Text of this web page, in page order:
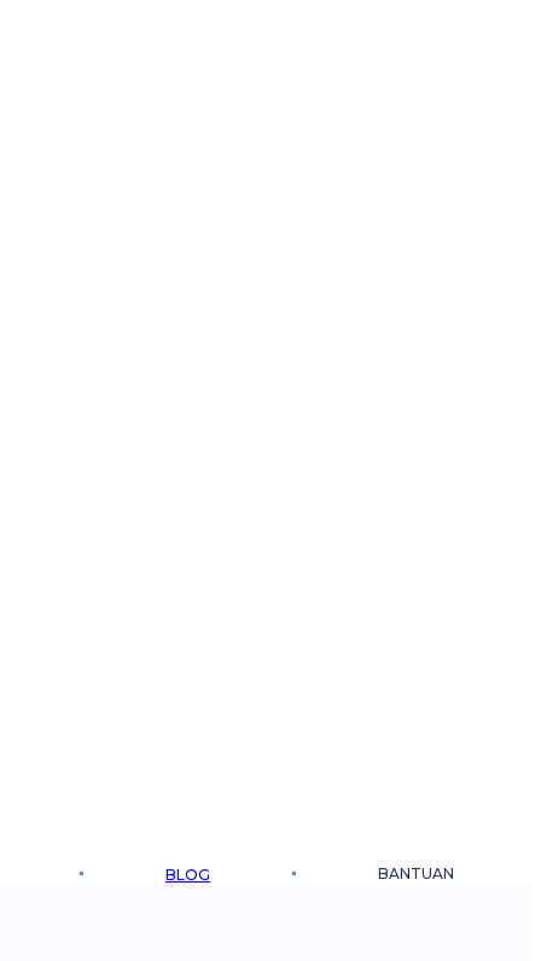
BLOG BANTUAN